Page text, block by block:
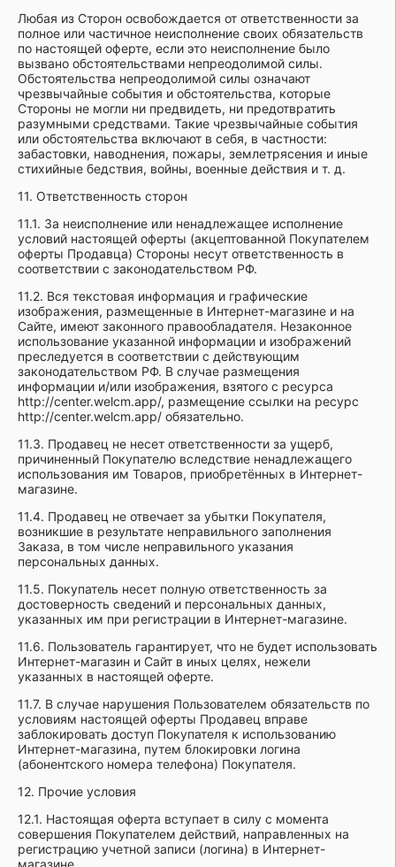
Любая из Сторон освобождается от ответственности за
полное или частичное неисполнение своих обязательств
по настоящей оферте, если это неисполнение было
вызвано обстоятельствами непреодолимой силы.
Обстоятельства непреодолимой силы означают
чрезвычайные события и обстоятельства, которые
Стороны не могли ни предвидеть, ни предотвратить
разумными средствами. Такие чрезвычайные события
или обстоятельства включают в себя, в частности:
забастовки, наводнения, пожары, землетрясения и иные
стихийные бедствия, войны, военные действия и т. д.
11. Ответственность сторон
11.1. За неисполнение или ненадлежащее исполнение
условий настоящей оферты (акцептованной Покупателем
оферты Продавца) Стороны несут ответственность в
соответствии с законодательством РФ.
11.2. Вся текстовая информация и графические
изображения, размещенные в Интернет-магазине и на
Сайте, имеют законного правообладателя. Незаконное
использование указанной информации и изображений
преследуется в соответствии с действующим
законодательством РФ. В случае размещения
информации и/или изображения, взятого с ресурса
http://center.welcm.app/, размещение ссылки на ресурс
http://center.welcm.app/ обязательно.
11.3. Продавец не несет ответственности за ущерб,
причиненный Покупателю вследствие ненадлежащего
использования им Товаров, приобретённых в Интернет-
магазине.
11.4. Продавец не отвечает за убытки Покупателя,
возникшие в результате неправильного заполнения
Заказа, в том числе неправильного указания
персональных данных.
11.5. Покупатель несет полную ответственность за
достоверность сведений и персональных данных,
указанных им при регистрации в Интернет-магазине.
11.6. Пользователь гарантирует, что не будет использовать
Интернет-магазин и Сайт в иных целях, нежели
указанных в настоящей оферте.
11.7. В случае нарушения Пользователем обязательств по
условиям настоящей оферты Продавец вправе
заблокировать доступ Покупателя к использованию
Интернет-магазина, путем блокировки логина
(абонентского номера телефона) Покупателя.
12. Прочие условия
12.1. Настоящая оферта вступает в силу с момента
совершения Покупателем действий, направленных на
регистрацию учетной записи (логина) в Интернет-
магазине.